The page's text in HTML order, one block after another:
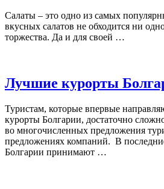
Салаты – это одно из самых
вкусных салатов не обходится ни
торжества. Да и для своей …
Лучшие курорты
Туристам, которые впервые
курорты Болгарии, достаточно
во многочисленных предложения
предложениях компаний. В
Болгарии принимают …